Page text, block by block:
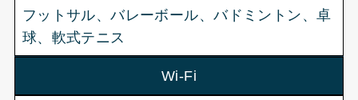
フットサル、バレーボール、バドミントン、卓
球、軟式テニス
Wi-Fi